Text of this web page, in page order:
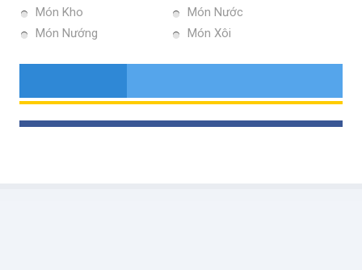
Món Kho
Món Nước
Món Nướng
Món Xôi